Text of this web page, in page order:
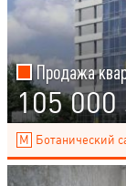
Продажа
105 000
Ботанический